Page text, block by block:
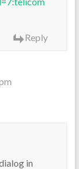
Reply
in